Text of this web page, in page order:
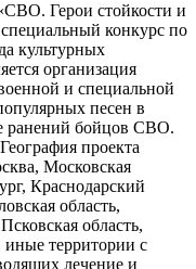
Герои стойкости и
конкурс по
культурных
организация
и специальной
песен в
ранений бойцов СВО.
проекта
Московская
Краснодарский
область,
область,
иные территории с
лечение и